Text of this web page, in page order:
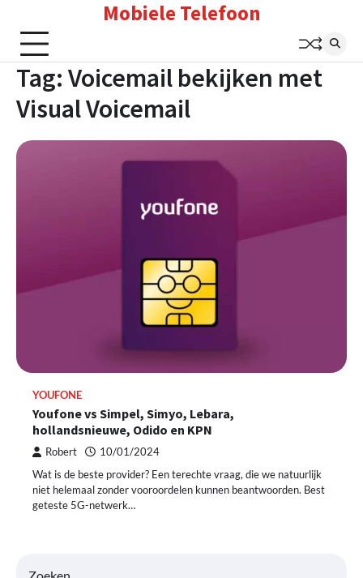
content
Mobiele Telefoon
Tag: Voicemail bekijken met
Visual Voicemail
YOUFONE
Youfone vs Simpel, Simyo, Lebara,
hollandsnieuwe, Odido en KPN
Robert 10/01/2024
Wat is de beste provider? Een terechte vraag, die we natuurlijk
niet helemaal zonder vooroordelen kunnen beantwoorden. Best
geteste 5G-netwerk…